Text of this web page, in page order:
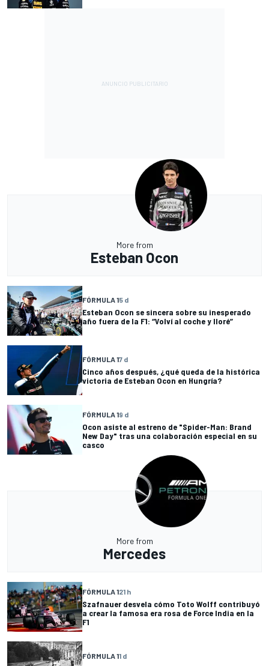
More from
Esteban Ocon
FÓRMULA 15 d
Esteban Ocon se sincera sobre su inesperado
año fuera de la F1: “Volví al coche y lloré”
FÓRMULA 17 d
Cinco años después, ¿qué queda de la histórica
victoria de Esteban Ocon en Hungría?
FÓRMULA 19 d
Ocon asiste al estreno de "Spider-Man: Brand
New Day" tras una colaboración especial en su
casco
More from
Mercedes
FÓRMULA 121 h
Szafnauer desvela cómo Toto Wolff contribuyó
a crear la famosa era rosa de Force India en la
F1
FÓRMULA 11 d